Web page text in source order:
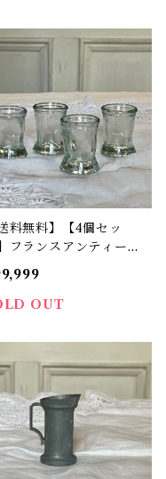
送料無料】【4個セッ
フランスアンティー
ィネット 手作りガ
ミニガラス フラン
タイル【794】【フラ
OUT